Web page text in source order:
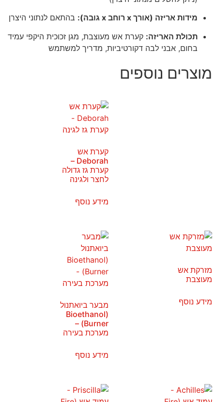
מידות אריזה (אורך x רוחב x גובה):
בהתאם לנתוני היצרן
תכולת האריזה: קערת אש מעוצבת, מגן זכוכית היקפי עמיד
בחום, אבני לבה דקורטיביות, מדריך למשתמש
מוצרים נוספים
קערת אש
Deborah –
קערת גז גדולה
לחצר ולגינה
מידע נוסף
מזרקת אש
מעוצבת
מידע נוסף
מבער ביואתנול
(Bioethanol
Burner) –
מערכת בעירה
מידע נוסף